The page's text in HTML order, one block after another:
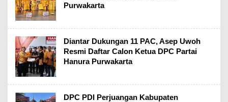
Purwakarta
Diantar Dukungan 11 PAC, Asep Uwoh
Resmi Daftar Calon Ketua DPC Partai
Hanura Purwakarta
DPC PDI Perjuangan Kabupaten